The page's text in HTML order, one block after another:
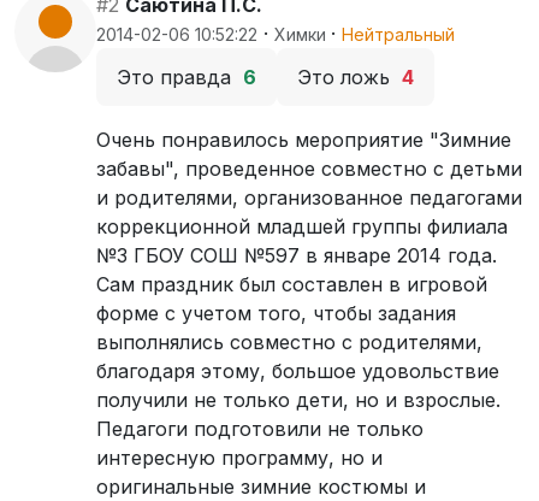
2014-02-06 10:52:22 · Химки · Нейтральный
Это правда 6 Это ложь 4
Очень понравилось мероприятие "Зимние
забавы", проведенное совместно с детьми
и родителями, организованное педагогами
коррекционной младшей группы филиала
№3 ГБОУ СОШ №597 в январе 2014 года.
Сам праздник был составлен в игровой
форме с учетом того, чтобы задания
выполнялись совместно с родителями,
благодаря этому, большое удовольствие
получили не только дети, но и взрослые.
Педагоги подготовили не только
интересную программу, но и
оригинальные зимние костюмы и